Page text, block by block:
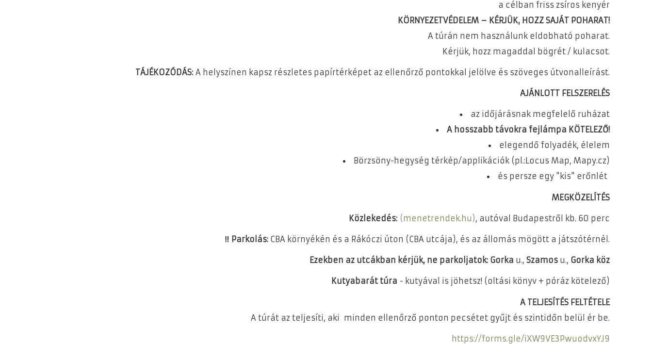
a célban friss zsíros kenyér
KÖRNYEZETVÉDELEM – KÉRJÜK, HOZZ SAJÁT POHARAT!
A túrán nem használunk eldobható poharat.
Kérjük, hozz magaddal bögrét / kulacsot.
TÁJÉKOZÓDÁS: A helyszínen kapsz részletes papírtérképet az ellenőrző pontokkal jelölve és szöveges útvonalleírást.
AJÁNLOTT FELSZERELÉS
az időjárásnak megfelelő ruházat
A hosszabb távokra fejlámpa KÖTELEZŐ!
elegendő folyadék, élelem
Börzsöny-hegység térkép/applikációk (pl.:Locus Map, Mapy.cz)
és persze egy "kis" erőnlét
MEGKÖZELÍTÉS
Közlekedés: (menetrendek.hu), autóval Budapestről kb. 60 perc
‼️ Parkolás: CBA környékén és a Rákóczi úton (CBA utcája), és az állomás mögött a játszótérnél.
Ezekben az utcákban kérjük, ne parkoljatok: Gorka u., Szamos u., Gorka köz
Kutyabarát túra - kutyával is jöhetsz! (oltási könyv + póráz kötelező)
A TELJESÍTÉS FELTÉTELE
A túrát az teljesíti, aki minden ellenőrző ponton pecsétet gyűjt és szintidőn belül ér be.
https://forms.gle/iXW9VE3PwuodvxYJ9